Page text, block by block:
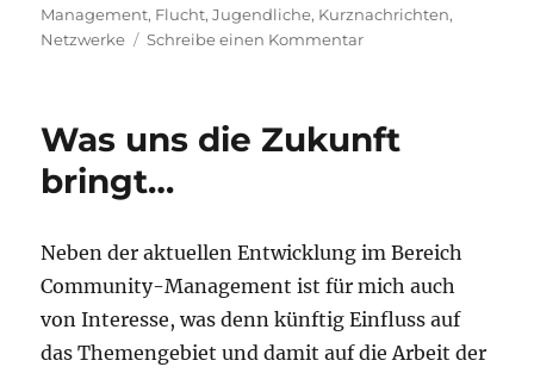
am
Management, Flucht,Jugendliche, Kurznachrichten,
Netzwerke
Schreibe einen Kommentarzu
Mitmachmachnetz…
Was uns die Zukunft
bringt…
Neben der aktuellen Entwicklung im Bereich
Community-Management ist für mich auch
von Interesse, was denn künftig Einfluss auf
das Themengebiet und damit auf die Arbeit der